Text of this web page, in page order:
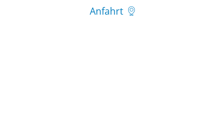
Anfahrt